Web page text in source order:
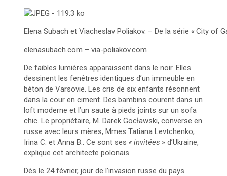
Elena Subach et Viacheslav Poliakov. – De la série « City of
elenasubach.com – via-poliakov.com
De faibles lumières apparaissent dans le noir. Elles
dessinent les fenêtres identiques d’un immeuble en
béton de Varsovie. Les cris de six enfants résonnent
dans la cour en ciment. Des bambins courent dans un
loft moderne et l’un saute à pieds joints sur un sofa
chic. Le propriétaire, M. Darek Gocławski, converse en
russe avec leurs mères, Mmes Tatiana Levtchenko,
Irina C. et Anna B.. Ce sont ses «invitées » d’Ukraine,
explique cet architecte polonais.
Dès le 24 février, jour de l’invasion russe du pays